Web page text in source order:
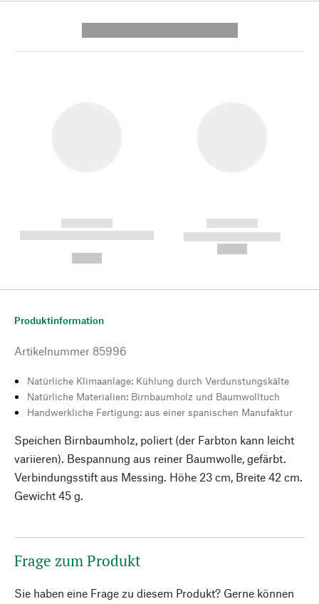
------------
----------- ----------- --------
------------
----------- -----------
Produktinformation
Artikelnummer 85996
Natürliche Klimaanlage: Kühlung durch Verdunstungskälte
Natürliche Materialien: Birnbaumholz und Baumwolltuch
Handwerkliche Fertigung: aus einer spanischen Manufaktur
Speichen Birnbaumholz, poliert (der Farbton kann leicht
variieren). Bespannung aus reiner Baumwolle, gefärbt.
Verbindungsstift aus Messing. Höhe 23 cm, Breite 42 cm.
Gewicht 45 g.
Frage zum Produkt
Sie haben eine Frage zu diesem Produkt? Gerne können